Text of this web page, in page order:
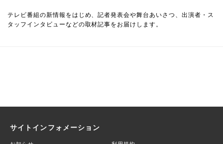
テレビ番組の新情報をはじめ、記者発表会や舞台あいさつ、出演者・ス
タッフインタビューなどの取材記事をお届けします。
サイトインフォメーション